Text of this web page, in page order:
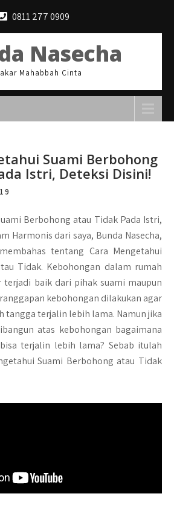
0811 277 0909
Nasecha
Mahabbah Cinta
Suami Berbohong
Istri, Deteksi Disini!
Berbohong atau Tidak Pada Istri,
Harmonis dari saya, Bunda Nasecha,
tentang Cara Mengetahui
Tidak. Kebohongan dalam rumah
terjadi baik dari pihak suami maupun
kebohongan dilakukan agar
tangga terjalin lebih lama. Namun jika
atas kebohongan bagaimana
terjalin lebih lama? Sebab itulah
Suami Berbohong atau Tidak